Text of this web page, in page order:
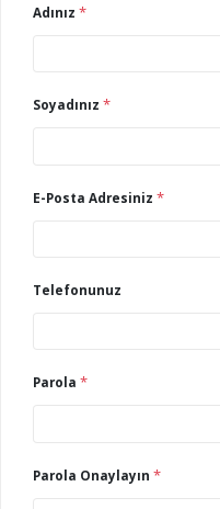
Adınız *
Soyadınız *
E-Posta Adresiniz *
Telefonunuz
Parola *
Parola Onaylayın *